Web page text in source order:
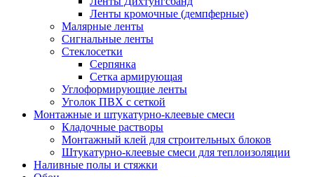
Ленты кромочные (демпферные)
Малярные ленты
Сигнальные ленты
Стеклосетки
Серпянка
Сетка армирующая
Углоформирующие ленты
Уголок ПВХ с сеткой
Монтажные и штукатурно-клеевые смеси
Кладочные растворы
Монтажный клей для строительных блоков
Штукатурно-клеевые смеси для теплоизоляции
Наливные полы и стяжки